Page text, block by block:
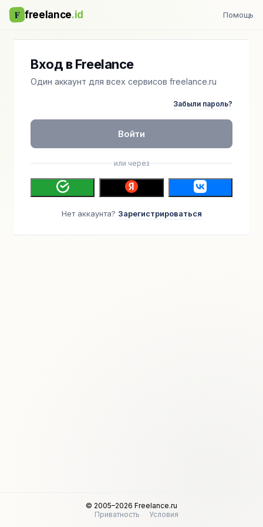
F freelance.id Помощь
Вход в Freelance
Один аккаунт для всех сервисов freelance.ru
Забыли пароль?
Войти
или через
Нет аккаунта? Зарегистрироваться
© 2005–2026 Freelance.ru
Приватность
Условия